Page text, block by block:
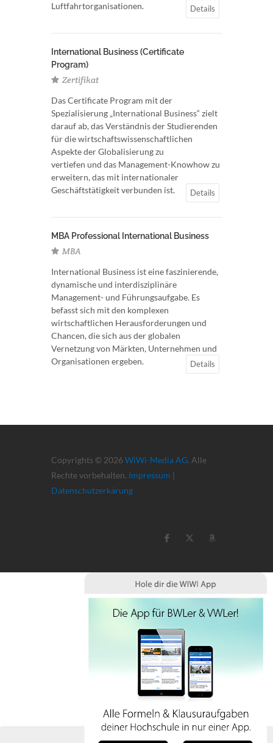
Luftfahrtorganisationen.
Details
International Business (Certificate
Program)
Zertifikat
Das Certificate Program mit der
Spezialisierung „International Business“ zielt
darauf ab, das Verständnis der Studierenden
für die wirtschaftswissenschaftlichen
Aspekte der Globalisierung zu
vertiefen und das Management-Knowhow zu
erweitern, das mit internationaler
Geschäftstätigkeit verbunden ist.
Details
MBA Professional International Business
MBA
International Business ist eine faszinierende,
dynamische und interdisziplinäre
Management- und Führungsaufgabe. Es
befasst sich mit den komplexen
wirtschaftlichen Herausforderungen und
Chancen, die sich aus der globalen
Vernetzung von Märkten, Unternehmen und
Organisationen ergeben.
Details
Copyrights © 2026 WiWi-Media AG. Alle
Rechte vorbehalten. Impressum |
Datenschutzerkärung